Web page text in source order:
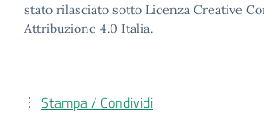
stato rilasciato sotto Licenza Creative
Attribuzione 4.0 Italia.
Stampa / Condividi